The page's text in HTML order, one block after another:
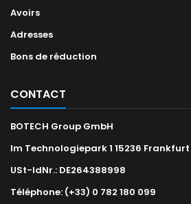
Avoirs
Adresses
Bons de réduction
CONTACT
BOTECH Group GmbH
Im Technologiepark 1 15236
USt-IdNr.: DE264388998
Téléphone: (+33) 0 782 180 099